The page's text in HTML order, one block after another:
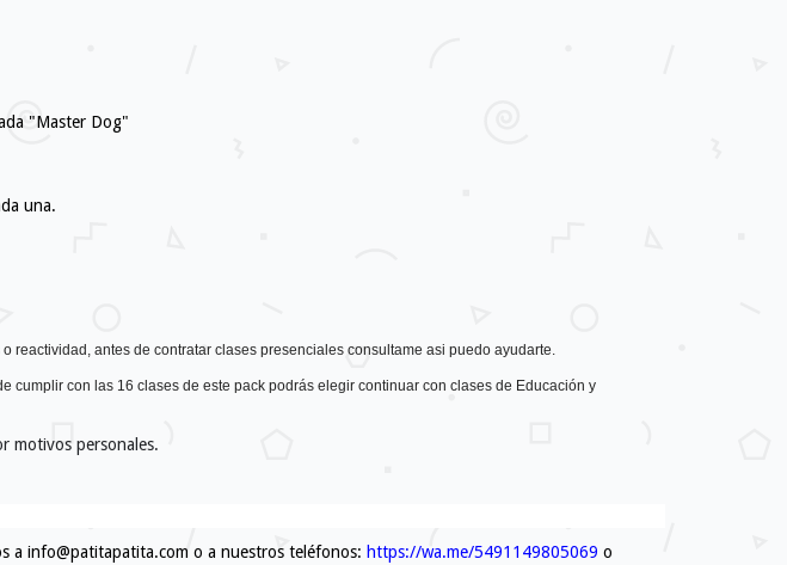
"Master Dog"
una.
reactividad, antes de contratar clases presenciales consultame asi puedo ayudarte.
cumplir con las 16 clases de este pack podrás elegir continuar con clases de Educación y
motivos personales.
a info@patitapatita.com o a nuestros teléfonos: https://wa.me/5491149805069 o